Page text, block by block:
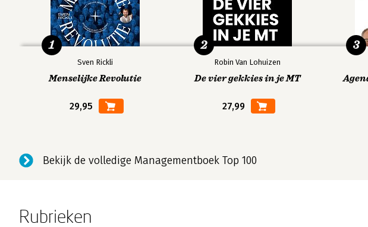
Sven Rickli
Menselijke Revolutie
29,95
1
Robin Van Lohuizen
De vier gekkies in je MT
27,99
2 3
Bekijk de volledige Managementboek Top 100
Rubrieken